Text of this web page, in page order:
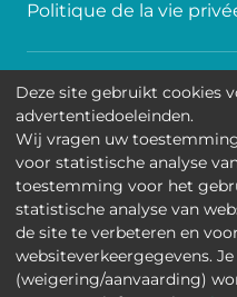
Politique de la vie
Toegankelijkheid
Contact
Cookies
Wettelijke mededelingen
Universitair
Joseph Crocqlaan 15 -
Deze site gebruikt cookies
advertentiedoeleinden.
Wij vragen uw
voor statistische analyse
toestemming voor het
statistische analyse van
de site te verbeteren en
websiteverkeergegevens.
(weigering/aanvaarding)